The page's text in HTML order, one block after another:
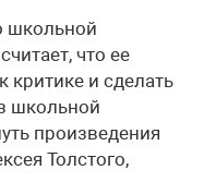
школьной
что ее
критике и сделать
школьной
произведения
Толстого,